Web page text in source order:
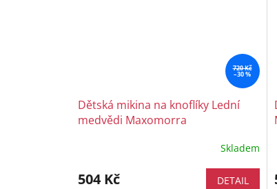
720 Kč
–30 %
Dětská mikina na knoflíky Lední
medvědi Maxomorra
Skladem
504 Kč DETAIL